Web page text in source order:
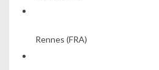
Rennes (FRA)